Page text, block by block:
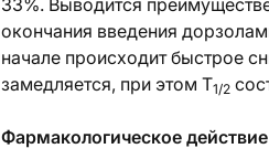
окончания введения
начале происходит быстрое
замедляется, при этом T1/2
Фармакологическое действие